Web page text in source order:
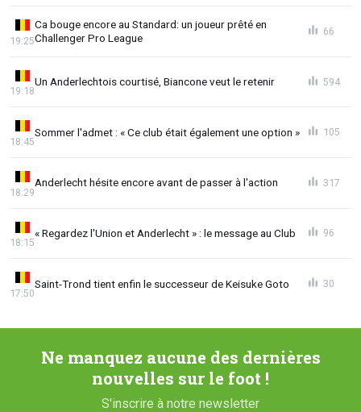
Ca bouge encore au Standard: un joueur prêté en
Challenger Pro League
19:25
66
Un Anderlechtois courtisé, Biancone veut le retenir
19:18
594
Sommer l'admet : « Ce club était également une option »
18:45
105
Anderlecht hésite encore avant de passer à l'action
18:29
317
« Regardez l'Union et Anderlecht » : le message au Club
18:15
96
Saint-Trond tient enfin le successeur de Keisuke Goto
17:50
30
Ne manquez aucune des dernières
nouvelles sur le foot !
S'inscrire à notre newsletter